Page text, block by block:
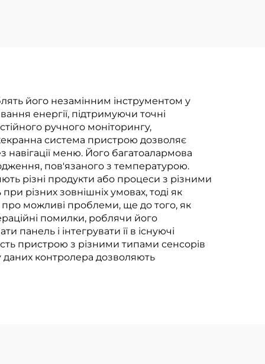
його незамінним інструментом у
енергії, підтримуючи точні
ручного моніторингу,
система пристрою дозволяє
меню. Його багатоалармова
пов'язаного з температурою.
різні продукти або процеси з різними
різних зовнішніх умовах, тоді як
про можливі проблеми, ще до того, як
помилки, роблячи його
панель і інтегрувати її в існуючі
пристрою з різними типами сенсорів
даних контролера дозволяють